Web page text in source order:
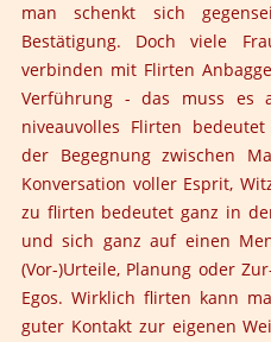
man schenkt sich
Bestätigung. Doch viele
verbinden mit Flirten
Verführung - das muss es
niveauvolles Flirten
der Begegnung zwischen
Konversation voller Esprit,
zu flirten bedeutet ganz in
und sich ganz auf einen
(Vor-)Urteile, Planung oder
Egos. Wirklich flirten kann
guter Kontakt zur eigenen